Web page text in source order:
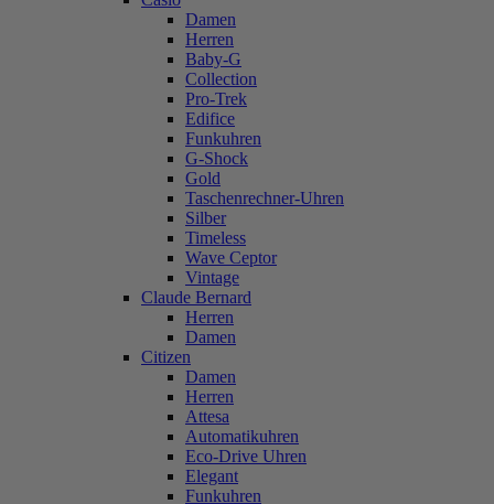
Damen
Herren
Baby-G
Collection
Pro-Trek
Edifice
Funkuhren
G-Shock
Gold
Taschenrechner-Uhren
Silber
Timeless
Wave Ceptor
Vintage
Claude Bernard
Herren
Damen
Citizen
Damen
Herren
Attesa
Automatikuhren
Eco-Drive Uhren
Elegant
Funkuhren